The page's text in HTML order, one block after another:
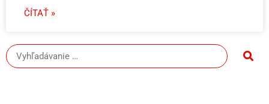
ČÍTAŤ »